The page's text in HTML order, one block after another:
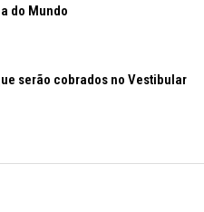
do Mundo
serão cobrados no Vestibular